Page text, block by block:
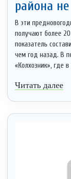
района
В эти
получают более
показатель
чем год назад. В
«Колхозник», где
Читать далее